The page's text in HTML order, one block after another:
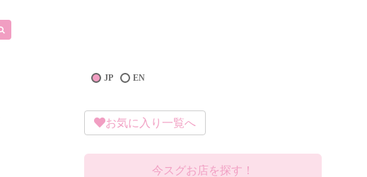
EN
JP
お気に入り一覧へ
今スグお店を探す！